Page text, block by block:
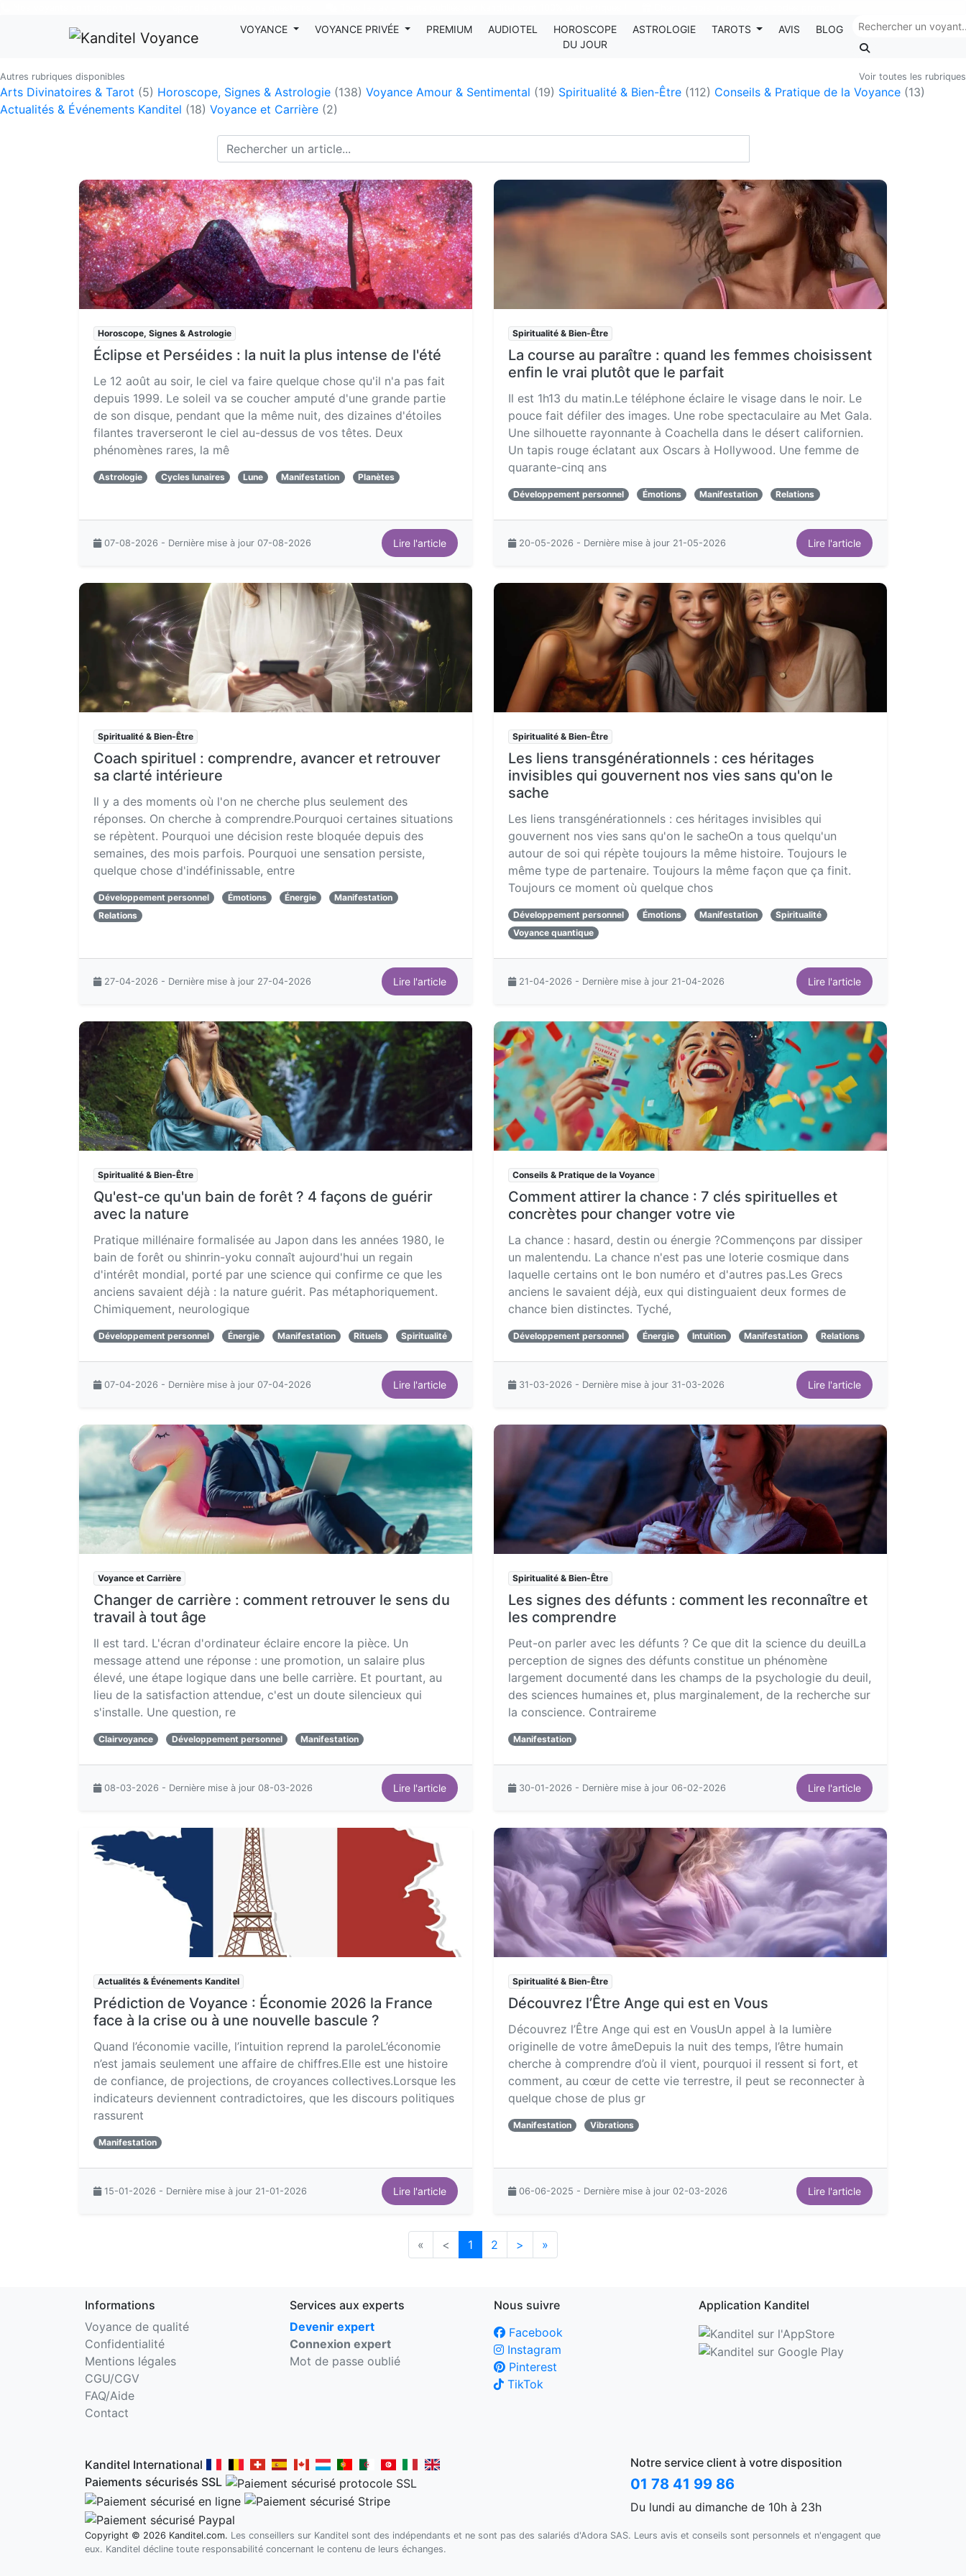
VOYANCE VOYANCE PRIVÉE PREMIUM AUDIOTEL
HOROSCOPE
DU JOUR
ASTROLOGIE TAROTS AVIS BLOG
Autres rubriques disponibles Voir toutes les rubriques
Arts Divinatoires & Tarot (5) Horoscope, Signes & Astrologie (138) Voyance Amour & Sentimental (19) Spiritualité & Bien-Être (112) Conseils & Pratique de la Voyance (13)
Actualités & Événements Kanditel (18) Voyance et Carrière (2)
Horoscope, Signes & Astrologie
Éclipse et Perséides : la nuit la plus intense de l'été
Le 12 août au soir, le ciel va faire quelque chose qu'il n'a pas fait
depuis 1999. Le soleil va se coucher amputé d'une grande partie
de son disque, pendant que la même nuit, des dizaines d'étoiles
filantes traverseront le ciel au-dessus de vos têtes. Deux
phénomènes rares, la mê
Astrologie Cycles lunaires Lune Manifestation Planètes
07-08-2026 - Dernière mise à jour 07-08-2026 Lire l'article
Spiritualité & Bien-Être
La course au paraître : quand les femmes choisissent
enfin le vrai plutôt que le parfait
Il est 1h13 du matin.Le téléphone éclaire le visage dans le noir. Le
pouce fait défiler des images. Une robe spectaculaire au Met Gala.
Une silhouette rayonnante à Coachella dans le désert californien.
Un tapis rouge éclatant aux Oscars à Hollywood. Une femme de
quarante-cinq ans
Développement personnel Émotions Manifestation Relations
20-05-2026 - Dernière mise à jour 21-05-2026 Lire l'article
Spiritualité & Bien-Être
Coach spirituel : comprendre, avancer et retrouver
sa clarté intérieure
Il y a des moments où l'on ne cherche plus seulement des
réponses. On cherche à comprendre.Pourquoi certaines situations
se répètent. Pourquoi une décision reste bloquée depuis des
semaines, des mois parfois. Pourquoi une sensation persiste,
quelque chose d'indéfinissable, entre
Développement personnel Émotions Énergie
Manifestation
Relations
27-04-2026 - Dernière mise à jour 27-04-2026 Lire l'article
Spiritualité & Bien-Être
Les liens transgénérationnels : ces héritages
invisibles qui gouvernent nos vies sans qu'on le
sache
Les liens transgénérationnels : ces héritages invisibles qui
gouvernent nos vies sans qu'on le sacheOn a tous quelqu'un
autour de soi qui répète toujours la même histoire. Toujours le
même type de partenaire. Toujours la même façon que ça finit.
Toujours ce moment où quelque chos
Développement personnel Émotions Manifestation
Spiritualité
Voyance quantique
21-04-2026 - Dernière mise à jour 21-04-2026 Lire l'article
Spiritualité & Bien-Être
Qu'est-ce qu'un bain de forêt ? 4 façons de guérir
avec la nature
Pratique millénaire formalisée au Japon dans les années 1980, le
bain de forêt ou shinrin-yoku connaît aujourd'hui un regain
d'intérêt mondial, porté par une science qui confirme ce que les
anciens savaient déjà : la nature guérit. Pas métaphoriquement.
Chimiquement, neurologique
Développement personnel Énergie Manifestation Rituels Spiritualité
07-04-2026 - Dernière mise à jour 07-04-2026 Lire l'article
Conseils & Pratique de la Voyance
Comment attirer la chance : 7 clés spirituelles et
concrètes pour changer votre vie
La chance : hasard, destin ou énergie ?Commençons par dissiper
un malentendu. La chance n'est pas une loterie cosmique dans
laquelle certains ont le bon numéro et d'autres pas.Les Grecs
anciens le savaient déjà, eux qui distinguaient deux formes de
chance bien distinctes. Tyché,
Développement personnel Énergie Intuition Manifestation Relations
31-03-2026 - Dernière mise à jour 31-03-2026 Lire l'article
Voyance et Carrière
Changer de carrière : comment retrouver le sens du
travail à tout âge
Il est tard. L'écran d'ordinateur éclaire encore la pièce. Un
message attend une réponse : une promotion, un salaire plus
élevé, une étape logique dans une belle carrière. Et pourtant, au
lieu de la satisfaction attendue, c'est un doute silencieux qui
s'installe. Une question, re
Clairvoyance Développement personnel Manifestation
08-03-2026 - Dernière mise à jour 08-03-2026 Lire l'article
Spiritualité & Bien-Être
Les signes des défunts : comment les reconnaître et
les comprendre
Peut-on parler avec les défunts ? Ce que dit la science du deuilLa
perception de signes des défunts constitue un phénomène
largement documenté dans les champs de la psychologie du deuil,
des sciences humaines et, plus marginalement, de la recherche sur
la conscience. Contraireme
Manifestation
30-01-2026 - Dernière mise à jour 06-02-2026 Lire l'article
Actualités & Événements Kanditel
Prédiction de Voyance : Économie 2026 la France
face à la crise ou à une nouvelle bascule ?
Quand l’économie vacille, l’intuition reprend la paroleL’économie
n’est jamais seulement une affaire de chiffres.Elle est une histoire
de confiance, de projections, de croyances collectives.Lorsque les
indicateurs deviennent contradictoires, que les discours politiques
rassurent
Manifestation
15-01-2026 - Dernière mise à jour 21-01-2026 Lire l'article
Spiritualité & Bien-Être
Découvrez l’Être Ange qui est en Vous
Découvrez l’Être Ange qui est en VousUn appel à la lumière
originelle de votre âmeDepuis la nuit des temps, l’être humain
cherche à comprendre d’où il vient, pourquoi il ressent si fort, et
comment, au cœur de cette vie terrestre, il peut se reconnecter à
quelque chose de plus gr
Manifestation Vibrations
06-06-2025 - Dernière mise à jour 02-03-2026 Lire l'article
« < 1 2 > »
Informations
Voyance de qualité
Confidentialité
Mentions légales
CGU/CGV
FAQ/Aide
Contact
Services aux experts
Devenir expert
Connexion expert
Mot de passe oublié
Nous suivre
Facebook
Instagram
Pinterest
TikTok
Application Kanditel
Kanditel International
Paiements sécurisés SSL
Notre service client à votre disposition
01 78 41 99 86
Du lundi au dimanche de 10h à 23h
Copyright © 2026 Kanditel.com. Les conseillers sur Kanditel sont des indépendants et ne sont pas des salariés d'Adora SAS. Leurs avis et conseils sont personnels et n'engagent que
eux. Kanditel décline toute responsabilité concernant le contenu de leurs échanges.